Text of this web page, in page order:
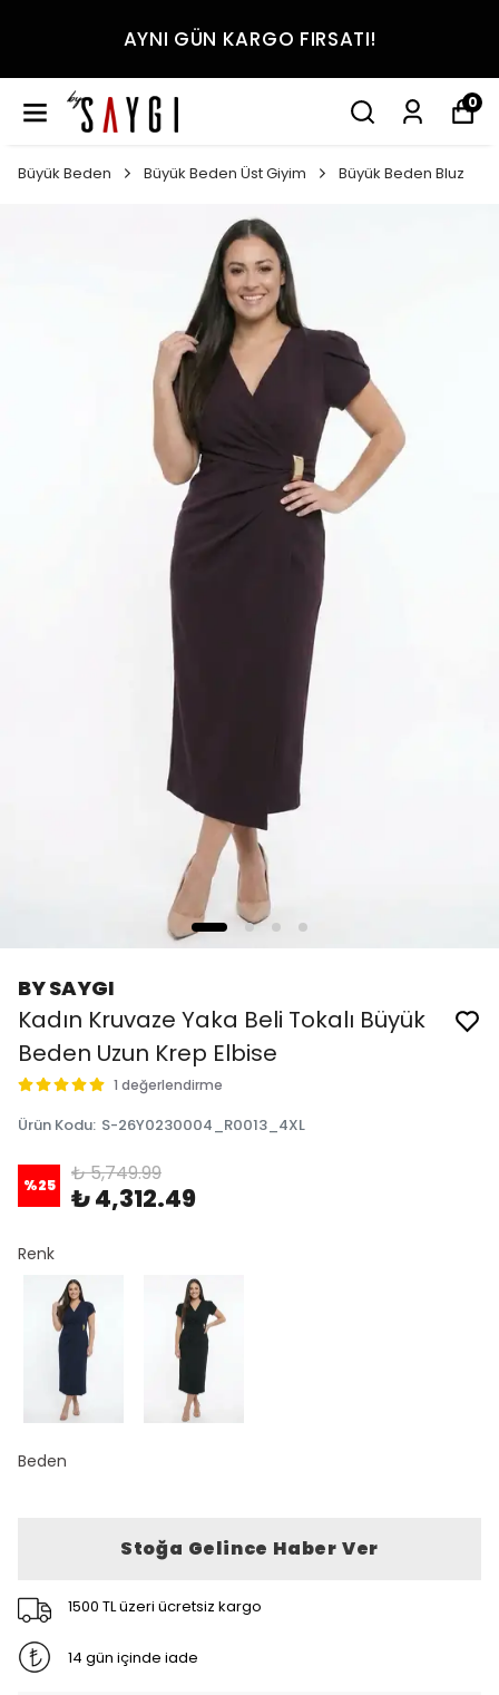
AYNI GÜN KARGO FIRSATI!
0
Büyük Beden Büyük Beden Üst Giyim Büyük Beden Bluz
BY SAYGI
Kadın Kruvaze Yaka Beli Tokalı Büyük
Beden Uzun Krep Elbise
1 değerlendirme
Ürün Kodu: S-26Y0230004_R0013_4XL
%25 ₺ 5,749.99
₺ 4,312.49
Renk
Beden
Stoğa Gelince Haber Ver
1500 TL üzeri ücretsiz kargo
14 gün içinde iade